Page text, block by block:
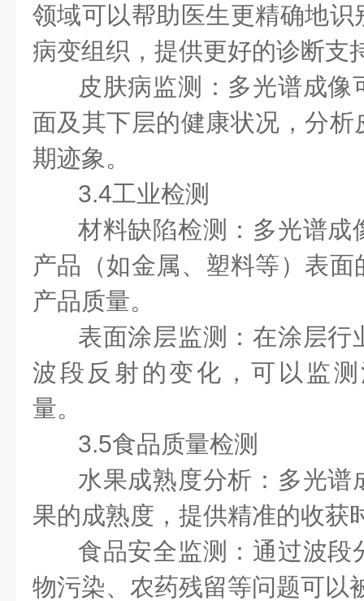
领域可以帮助医生更精确地
病变组织，提供更好的诊断
皮肤病监测：多光谱成像
面及其下层的健康状况，分
期迹象。
3.4工业检测
材料缺陷检测：多光谱成
产品（如金属、塑料等）表
产品质量。
表面涂层监测：在涂层行
波段反射的变化，可以监
量。
3.5食品质量检测
水果成熟度分析：多光谱
果的成熟度，提供精准的收
食品安全监测：通过波段
物污染、农药残留等问题可